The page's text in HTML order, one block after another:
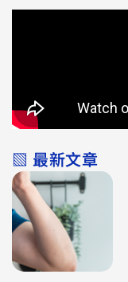
▧ 最新文章